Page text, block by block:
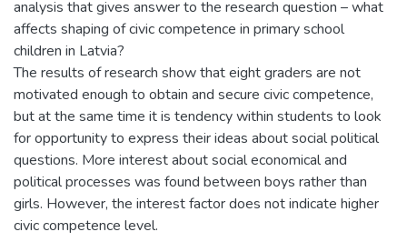
analysis that gives answer to the research question – what
affects shaping of civic competence in primary school
children in Latvia?
The results of research show that eight graders are not
motivated enough to obtain and secure civic competence,
but at the same time it is tendency within students to look
for opportunity to express their ideas about social political
questions. More interest about social economical and
political processes was found between boys rather than
girls. However, the interest factor does not indicate higher
civic competence level.